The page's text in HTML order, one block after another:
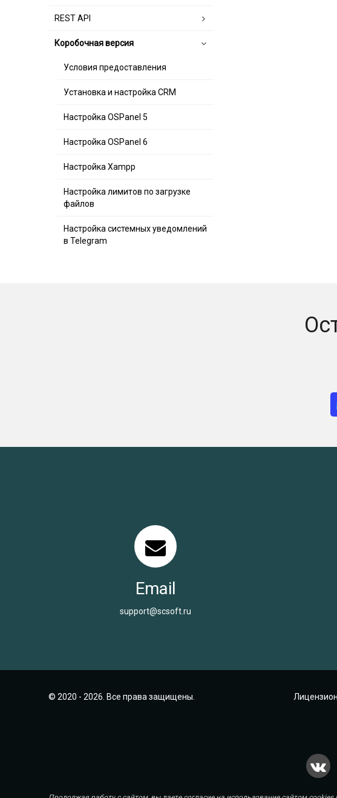
REST API
Коробочная версия
Условия предоставления
Установка и настройка CRM
Настройка OSPanel 5
Настройка OSPanel 6
Настройка Xampp
Настройка лимитов по загрузке
файлов
Настройка системных уведомлений
в Telegram
Email
support@scsoft.ru
© 2020 - 2026. Все права защищены.